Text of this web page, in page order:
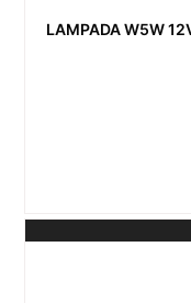
LAMPADA W5W